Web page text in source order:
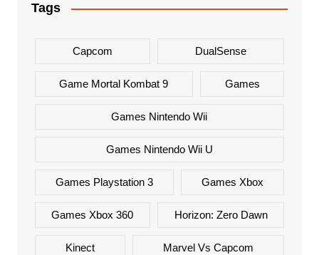
Tags
Capcom DualSense
Game Mortal Kombat 9 Games
Games Nintendo Wii
Games Nintendo Wii U
Games Playstation 3 Games Xbox
Games Xbox 360 Horizon: Zero Dawn
Kinect Marvel Vs Capcom